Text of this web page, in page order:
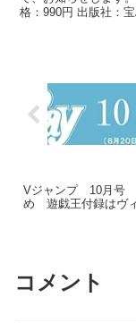
格：990円 出版社：
Vジャンプ 10月号
め 遊戯王付録はヴ
コメント